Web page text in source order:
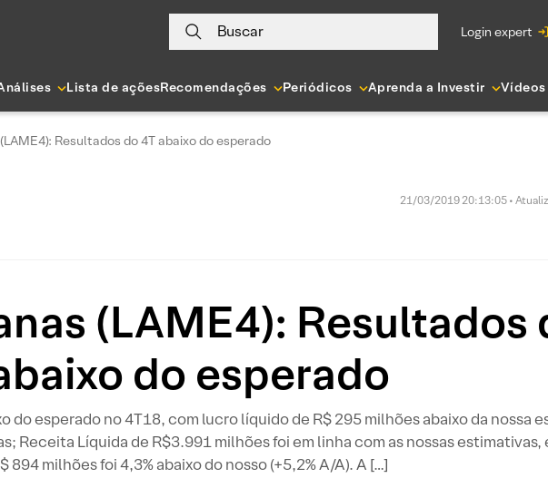
Buscar login expert
Lista de açõesRecomendações Periódicos Aprenda a Investir Vídeos
Resultados do 4T abaixo do esperado
21/03/2019 20:13:05 •
(LAME4): Resultados
do esperado
do esperado no 4T18, com lucro líquido de R$ 295 milhões abaixo da nossa
Receita Líquida de R$3.991 milhões foi em linha com as nossas
894 milhões foi 4,3% abaixo do nosso (+5,2% A/A). A […]